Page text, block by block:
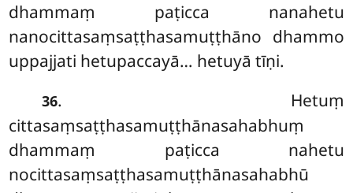
dhammaṃ paṭicca nanahetu
nanocittasaṃsaṭṭhasamuṭṭhāno dhammo
uppajjati hetupaccayā… hetuyā tīṇi.
36. Hetuṃ
cittasaṃsaṭṭhasamuṭṭhānasahabhuṃ
dhammaṃ paṭicca nahetu
nocittasaṃsaṭṭhasamuṭṭhānasahabhū